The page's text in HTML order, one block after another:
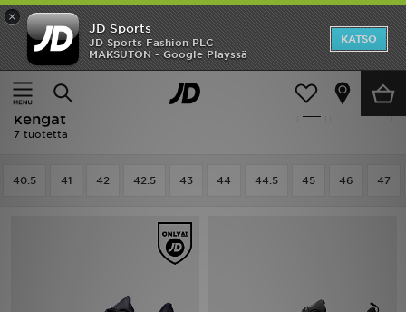
×
JD Sports
JD Sports Fashion PLC
MAKSUTON - Google Playssä
KATSO
Etusivu
Miehet Miesten kengät
Suodata
Miehet - Musta On Running Miesten
kengät
7 tuotetta
40.5 41 42 42.5 43 44 44.5 45 46 47
Etusivu
ALE
Uutuudet